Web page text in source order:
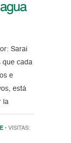
Sarai
que cada
e
está
la
• VISITAS: